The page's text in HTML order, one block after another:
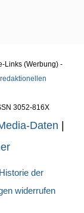
Links (Werbung) -
3052-816X
Daten
Historie der
widerrufen